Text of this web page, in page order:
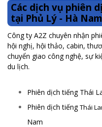
Các dịch vụ phiên
tại Phủ Lý - Hà
Công ty A2Z chuyên nhận
hội nghị, hội thảo, cabin,
chuyển giao công nghệ, sự
du lịch.
Phiên dịch tiếng Thái
Phiên dịch tiếngThái
Nam